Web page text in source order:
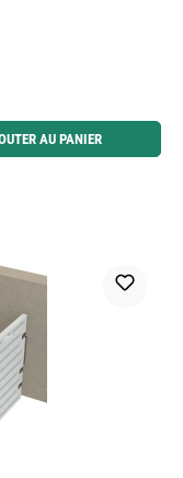
boutons pour augmenter ou
AU PANIER